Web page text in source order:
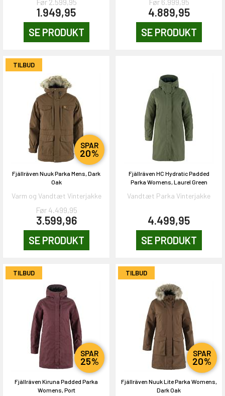
1.949,95
SE PRODUKT
4.889,95
SE PRODUKT
TILBUD
SPAR
20%
Fjällräven Nuuk Parka Mens, Dark
Oak
Varm og Vandtæt Vinterjakke
Før 4.499,95
3.599,96
SE PRODUKT
Fjällräven HC Hydratic Padded
Parka Womens, Laurel Green
Vandtæt Parka Vinterjakke
4.499,95
SE PRODUKT
TILBUD
SPAR
25%
Fjällräven Kiruna Padded Parka
Womens, Port
TILBUD
SPAR
20%
Fjällräven Nuuk Lite Parka Womens,
Dark Oak